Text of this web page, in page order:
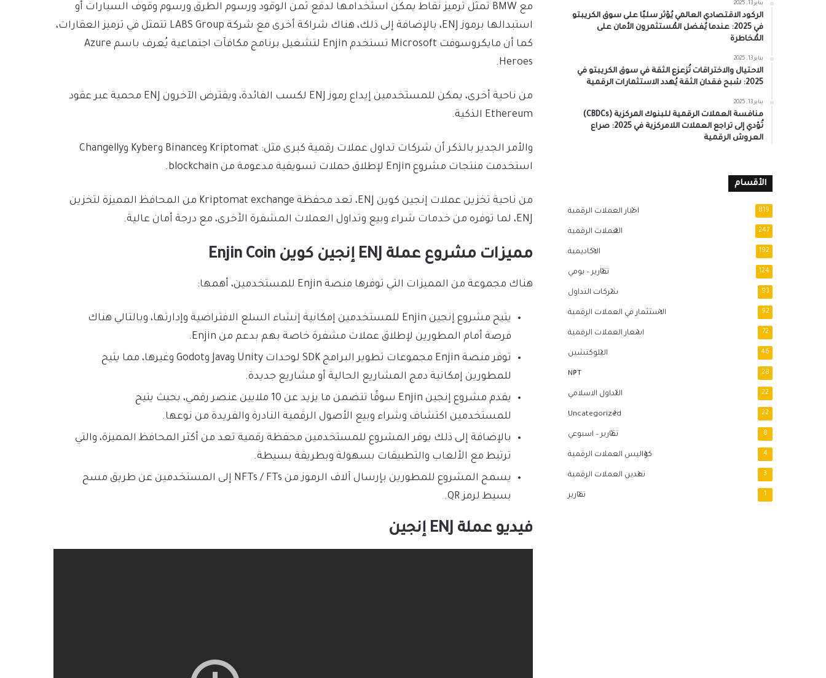
مع BMW تمثل ترميز نقاط يمكن استخدامها لدفع ثمن الوقود ورسوم الطرق ورسوم وقوف السيارات أو
استبدالها برموز ENJ، بالإضافة إلى ذلك، هناك شراكة أخرى مع شركة LABS Group تتمثل في ترميز العقارات،
كما أن مايكروسوفت Microsoft تستخدم Enjin لتشغيل برنامج مكافآت اجتماعية يُعرف باسم Azure
Heroes.
من ناحية أخرى، يمكن للمستخدمين إيداع رموز ENJ لكسب الفائدة، ويقترض الآخرون ENJ محمية عبر عقود
Ethereum الذكية.
والأمر الجدير بالذكر أن شركات تداول عملات رقمية كبرى مثل: Kriptomat وBinance وKyber وChangelly
استخدمت منتجات مشروع Enjin لإطلاق حملات تسويقية مدعومة من blockchain.
من ناحية تخزين عملات إنجين كوين ENJ، تعد محفظة Kriptomat exchange من المحافظ المميزة لتخزين
ENJ، لما توفره من خدمات شراء وبيع وتداول العملات المشفرة الأخرى، مع درجة أمان عالية.
مميزات مشروع عملة ENJ إنجين كوين Enjin Coin
هناك مجموعة من المميزات التي توفرها منصة Enjin للمستخدمين، أهمها:
يتيح مشروع إنجين Enjin للمستخدمين إمكانية إنشاء السلع الافتراضية وإدارتها، وبالتالي هناك
فرصة أمام المطورين لإطلاق عملات مشفرة خاصة بهم بدعم من Enjin.
توفر منصة Enjin مجموعات تطوير البرامج SDK لوحدات Unity وJava وGodot وغيرها، مما يتيح
للمطورين إمكانية دمج المشاريع الحالية أو مشاريع جديدة.
يقدم مشروع إنجين Enjin سوقًا تتضمن ما يزيد عن 10 ملايين عنصر رقمي، بحيث يتيح
للمستخدمين اكتشاف وشراء وبيع الأصول الرقمية النادرة والفريدة من نوعها.
بالإضافة إلى ذلك يوفر المشروع للمستخدمين محفظة رقمية تعد من أكثر المحافظ المميزة، والتي
ترتبط مع الألعاب والتطبيقات بسهولة وبطريقة بسيطة.
يسمح المشروع للمطورين بإرسال آلاف الرموز من NFTs / FTs إلى المستخدمين عن طريق مسح
بسيط لرمز QR.
فيديو عملة ENJ إنجين
يناير 13, 2025
الركود الاقتصادي العالمي يُؤثر سلبًا على سوق الكريبتو
في 2025: عندما يُفضل المُستثمرون الأمان على
المُخاطرة
يناير 13, 2025
الاحتيال والاختراقات تُزعزع الثقة في سوق الكريبتو في
2025: شبح فقدان الثقة يُهدد الاستثمارات الرقمية
يناير 13, 2025
منافسة العملات الرقمية للبنوك المركزية (CBDCs)
تُؤدي إلى تراجع العملات اللامركزية في 2025: صراع
العروش الرقمية
الأقسام
اخبار العملات الرقمية 819
العملات الرقمية 247
الاكاديمية 192
تقارير – يومي 124
شركات التداول 93
الاستثمار في العملات الرقمية 92
اسعار العملات الرقمية 72
البلوكتشين 46
NFT 28
التداول الاسلامي 22
Uncategorized 22
تقارير – اسبوعي 8
كواليس العملات الرقمية 4
تعدين العملات الرقمية 3
تقارير 1